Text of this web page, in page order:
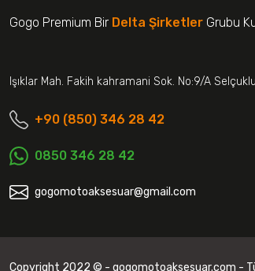
Gogo Premium Bir Delta Şirketler Grubu
Işıklar Mah. Fakih kahramani Sok. No:9/A
+90 (850) 346 28 42
0850 346 28 42
gogomotoaksesuar@gmail.com
Copyright 2022 © - gogomotoaksesuar.com -